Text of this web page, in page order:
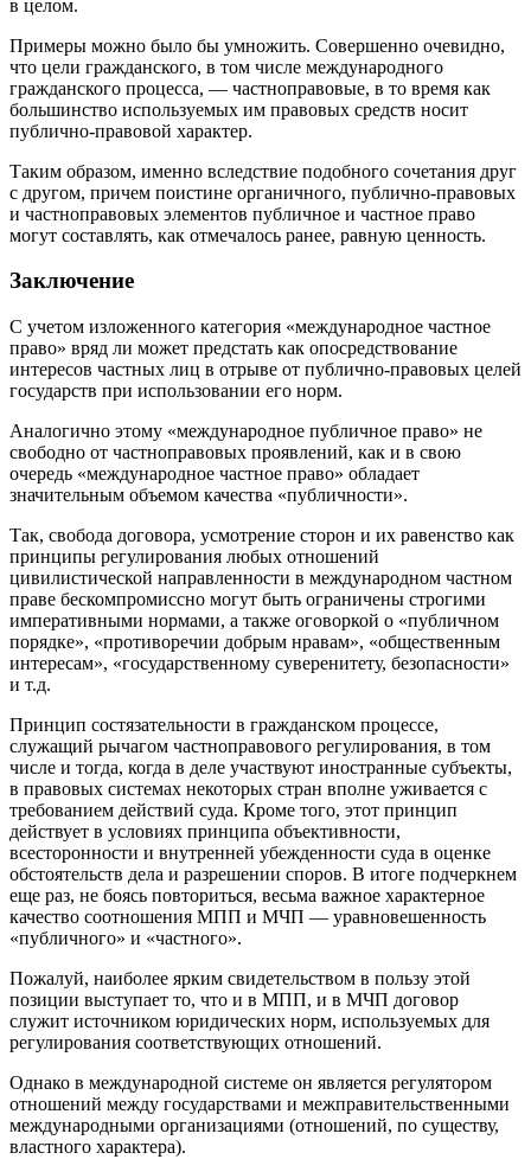
в целом.
Примеры можно было бы умножить. Совершенно очевидно,
что цели гражданского, в том числе международного
гражданского процесса, — частноправовые, в то время как
большинство используемых им правовых средств носит
публично-правовой характер.
Таким образом, именно вследствие подобного сочетания друг
с другом, причем поистине органичного, публично-правовых
и частноправовых элементов публичное и частное право
могут составлять, как отмечалось ранее, равную ценность.
Заключение
С учетом изложенного категория «международное частное
право» вряд ли может предстать как опосредствование
интересов частных лиц в отрыве от публично-правовых целей
государств при использовании его норм.
Аналогично этому «международное публичное право» не
свободно от частноправовых проявлений, как и в свою
очередь «международное частное право» обладает
значительным объемом качества «публичности».
Так, свобода договора, усмотрение сторон и их равенство как
принципы регулирования любых отношений
цивилистической направленности в международном частном
праве бескомпромиссно могут быть ограничены строгими
императивными нормами, а также оговоркой о «публичном
порядке», «противоречии добрым нравам», «общественным
интересам», «государственному суверенитету, безопасности»
и т.д.
Принцип состязательности в гражданском процессе,
служащий рычагом частноправового регулирования, в том
числе и тогда, когда в деле участвуют иностранные субъекты,
в правовых системах некоторых стран вполне уживается с
требованием действий суда. Кроме того, этот принцип
действует в условиях принципа объективности,
всесторонности и внутренней убежденности суда в оценке
обстоятельств дела и разрешении споров. В итоге подчеркнем
еще раз, не боясь повториться, весьма важное характерное
качество соотношения МПП и МЧП — уравновешенность
«публичного» и «частного».
Пожалуй, наиболее ярким свидетельством в пользу этой
позиции выступает то, что и в МПП, и в МЧП договор
служит источником юридических норм, используемых для
регулирования соответствующих отношений.
Однако в международной системе он является регулятором
отношений между государствами и межправительственными
международными организациями (отношений, по существу,
властного характера).